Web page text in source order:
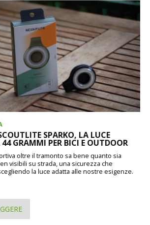
SPARKO, LA LUCE
GRAMMI PER BICI E OUTDOOR
oltre il tramonto sa bene quanto sia
visibili su strada, una sicurezza che
la luce adatta alle nostre esigenze.